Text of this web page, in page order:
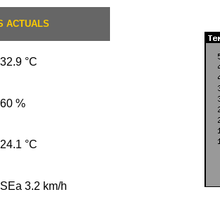
ACTUALS
32.9 °C
60 %
24.1 °C
SEa 3.2 km/h